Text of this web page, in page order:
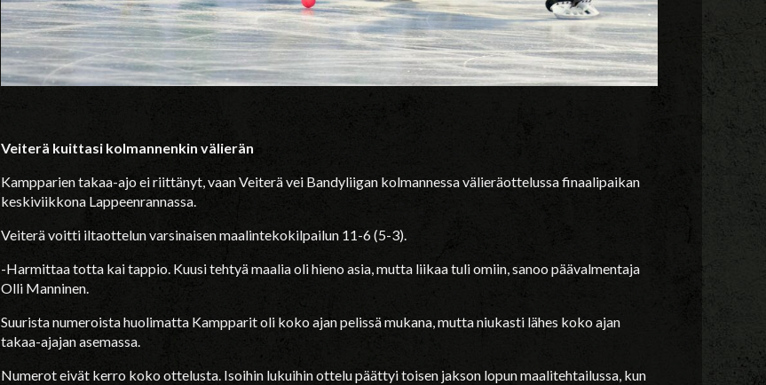
Veiterä kuittasi kolmannenkin välierän
Kampparien takaa-ajo ei riittänyt, vaan Veiterä vei Bandyliigan kolmannessa välieräottelussa finaalipaikan
keskiviikkona Lappeenrannassa.
Veiterä voitti iltaottelun varsinaisen maalintekokilpailun 11-6 (5-3).
-Harmittaa totta kai tappio. Kuusi tehtyä maalia oli hieno asia, mutta liikaa tuli omiin, sanoo päävalmentaja
Olli Manninen.
Suurista numeroista huolimatta Kampparit oli koko ajan pelissä mukana, mutta niukasti lähes koko ajan
takaa-ajajan asemassa.
Numerot eivät kerro koko ottelusta. Isoihin lukuihin ottelu päättyi toisen jakson lopun maalitehtailussa, kun